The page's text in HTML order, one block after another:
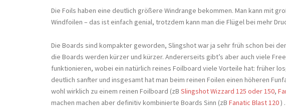
Die Foils haben eine deutlich größere Windrange bekommen. Man kann mit
Windfoilen – das ist einfach genial, trotzdem kann man die Flügel bei mehr
Die Boards sind kompakter geworden, Slingshot war ja sehr früh schon bei
die Boards werden kürzer und kürzer. Andererseits gibt’s aber auch viele
funktionieren, wobei ein natürlich reines Foilboard viele Vorteile hat: früher
deutlich sanfter und insgesamt hat man beim reinen Foilen einen höheren
wohl wirklich zu einem reinen Foilboard (zB Slingshot Wizzard 125 oder 150,
machen machen aber definitiv kombinierte Boards Sinn (zB Fanatic Blast 120) .